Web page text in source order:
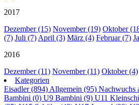
2017
Dezember (15) November (19) Oktober
(7) Juli (7) April (3) März (4) Februar (7)
2016
Dezember (11) November (11) Oktober (4)
Kategorien
Eisadler (894) Allgemein (95) Nachwuchs
Bambini (0) U9 Bambini (9) U11